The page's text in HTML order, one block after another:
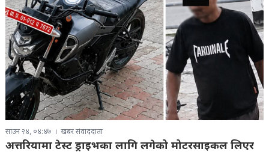
साउन २४, ०४:४७ खबर संवाददाता
अत्तरियामा टेस्ट ड्राइभका लागि लगेको मोटरसाइकल लिएर